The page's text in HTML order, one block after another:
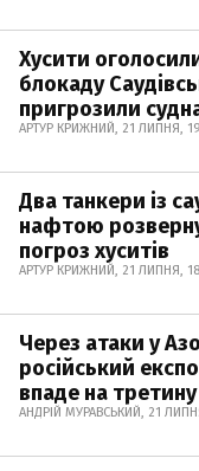
Хусити
блокаду
пригрозили
АРТУР КРИЖНИЙ, 21 ЛИПНЯ,
Два танкери із
нафтою
погроз хуситів
АРТУР КРИЖНИЙ, 21 ЛИПНЯ,
Через атаки у
російський
впаде на
АНДРІЙ МУРАВСЬКИЙ, 21